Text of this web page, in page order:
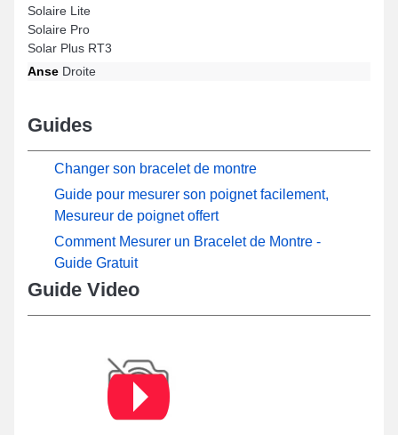
Solaire Lite
Solaire Pro
Solar Plus RT3
Anse Droite
Guides
Changer son bracelet de montre
Guide pour mesurer son poignet facilement,
Mesureur de poignet offert
Comment Mesurer un Bracelet de Montre -
Guide Gratuit
Guide Video